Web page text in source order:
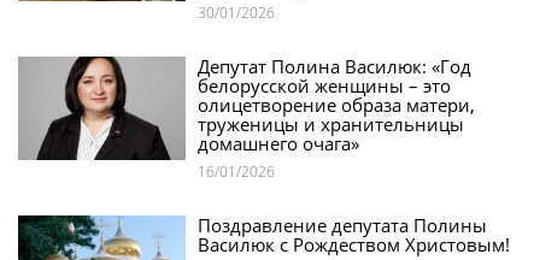
30/01/2026
16/01/2026
Депутат Полина Василюк: «Год
белорусской женщины – это
олицетворение образа матери,
труженицы и хранительницы
домашнего очага»
Поздравление депутата Полины
Василюк с Рождеством Христовым!